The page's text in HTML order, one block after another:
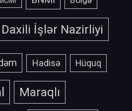
Daxili İşlər Nazirliyi
Hadisə Hüquq
Maraqlı